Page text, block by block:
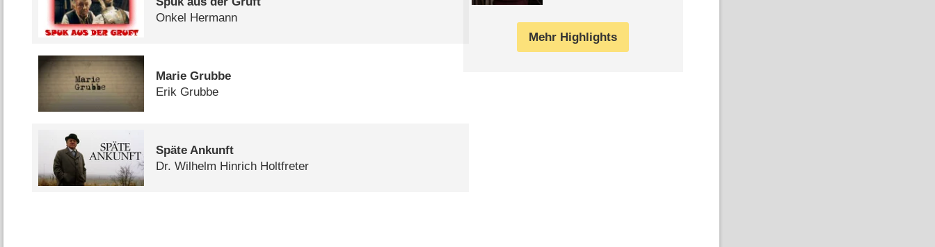
Onkel Hermann
Marie Grubbe
Erik Grubbe
Späte Ankunft
Dr. Wilhelm Hinrich Holtfreter
Mehr Highlights